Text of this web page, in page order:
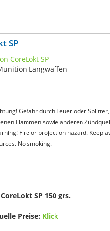
SP
Langwaffen
Gefahr durch Feuer oder
Flammen sowie anderen
Fire or projection hazard. Keep
No smoking.
SP 150 grs.
Preise: Klick